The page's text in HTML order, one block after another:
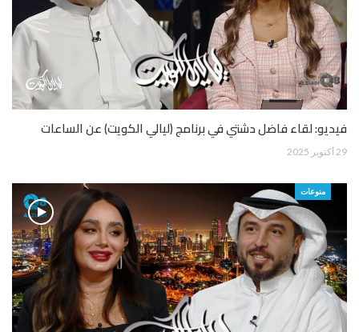
فيديو: لقاء فاضل دشتي في برنامج (ليالي الكويت) عن الساعات
29 أكتوبر 2025
منوعات